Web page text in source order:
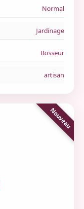
Normal
Jardinage
Bosseur
artisan